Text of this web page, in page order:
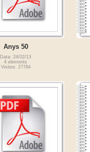
Anys 50
Data: 24/02/13
4 elements
Visites: 27784